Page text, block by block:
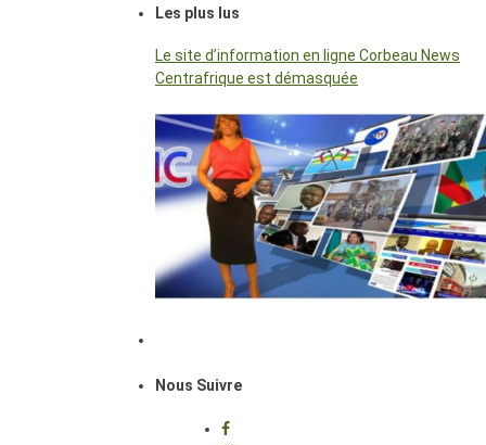
Les plus lus
Le site d’information en ligne Corbeau News
Centrafrique est démasquée
Nous Suivre